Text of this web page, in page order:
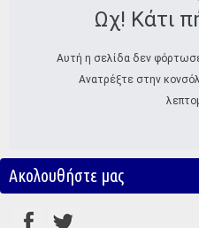
Ωχ! Κάτι
Αυτή η σελίδα δεν
Ανατρέξτε στην
Ακολουθήστε μας